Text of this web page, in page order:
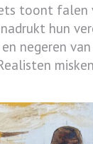
toont falen
hun
negeren van